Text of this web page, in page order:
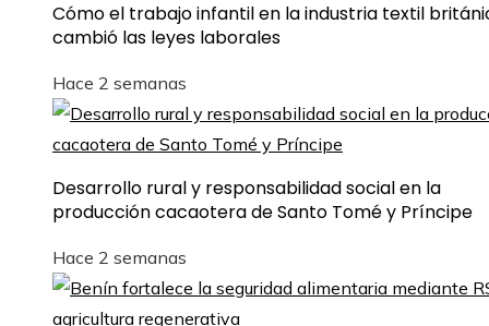
Cómo el trabajo infantil en la industria textil
cambió las leyes laborales
Hace 2 semanas
Desarrollo rural y responsabilidad social en la
producción cacaotera de Santo Tomé y Príncipe
Hace 2 semanas